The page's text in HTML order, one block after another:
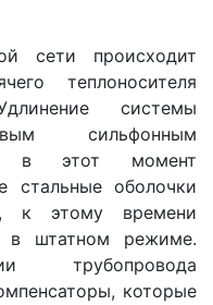
сети происходит
теплоносителя
системы
сильфонным
в этот момент
стальные оболочки
к этому времени
в штатном режиме.
трубопровода
которые